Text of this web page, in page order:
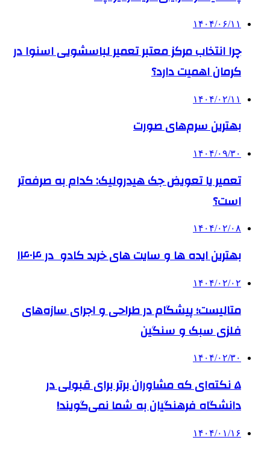
۱۴۰۴/۰۶/۱۱
چرا انتخاب مرکز معتبر تعمیر لباسشویی اسنوا در
کرمان اهمیت دارد؟
۱۴۰۴/۰۲/۱۱
بهترین سرم‌های صورت
۱۴۰۴/۰۹/۳۰
تعمیر یا تعویض جک هیدرولیک: کدام به صرفه‌تر
است؟
۱۴۰۴/۰۲/۰۸
بهترین ایده ها و سایت های خرید کادو در ۱۴۰۴
۱۴۰۴/۰۲/۰۲
متالیست؛ پیشگام در طراحی و اجرای سازه‌های
فلزی سبک و سنگین
۱۴۰۴/۰۲/۳۰
۵ نکته‌ای که مشاوران برتر برای قبولی در
دانشگاه فرهنگیان به شما نمی‌گویند!
۱۴۰۴/۰۱/۱۶